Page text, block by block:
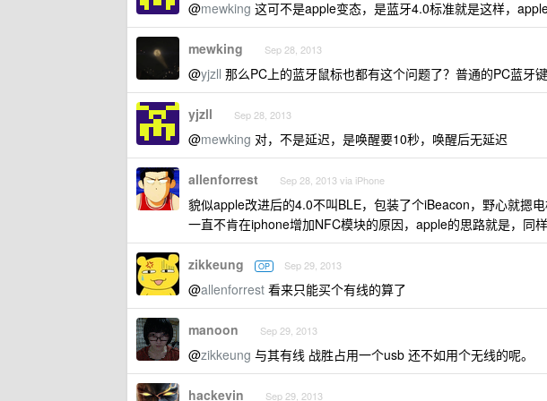
@mewking 这可不是apple变态，是蓝牙4.0标准就是这样，
mewking Sep 28, 2013
@yjzll 那么PC上的蓝牙鼠标也都有这个问题了？普通的PC蓝牙
yjzll Sep 28, 2013
@mewking 对，不是延迟，是唤醒要10秒，唤醒后无延迟
allenforrest Sep 28, 2013 via iPhone
貌似apple改进后的4.0不叫BLE，包装了个iBeacon，野心就摁
一直不肯在iphone增加NFC模块的原因，apple的思路就是，同
zikkeung OP Sep 29, 2013
@allenforrest 看来只能买个有线的算了
manoon Sep 29, 2013
@zikkeung 与其有线 战胜占用一个usb 还不如用个无线的呢。
hackevin Sep 29, 2013